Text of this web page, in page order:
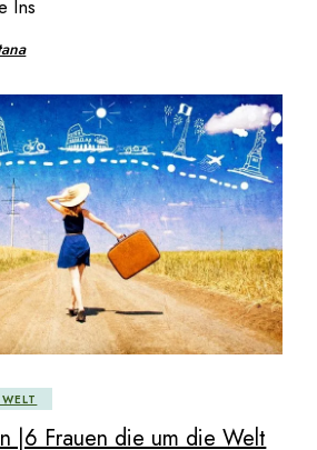
Ins
|6 Frauen die um die Welt